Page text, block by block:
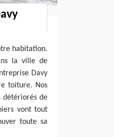
habitation.
la ville de
Davy
toiture. Nos
détériorés de
vont tout
toute sa